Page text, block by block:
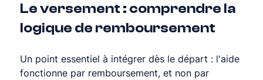
Le versement : comprendre la
logique de remboursement
Un point essentiel à intégrer dès le départ : l'aide
fonctionne par remboursement, et non par